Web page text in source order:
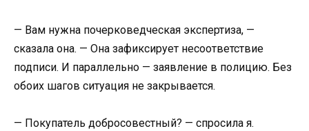
— Вам нужна почерковедческая экспертиза, —
сказала она. — Она зафиксирует несоответствие
подписи. И параллельно — заявление в полицию. Без
обоих шагов ситуация не закрывается.
— Покупатель добросовестный? — спросила я.